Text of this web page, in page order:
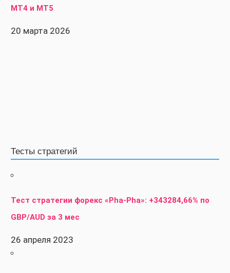
MT4 и MT5
20 марта 2026
Тесты стратегий
Тест стратегии форекс «Pha-Pha»: +343284,66% по
GBP/AUD за 3 мес
26 апреля 2023